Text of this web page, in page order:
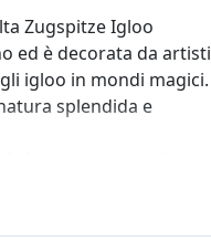
Zugspitze Igloo
ed è decorata da artisti
igloo in mondi magici.
splendida e
che possono ospitare
una visita guidata